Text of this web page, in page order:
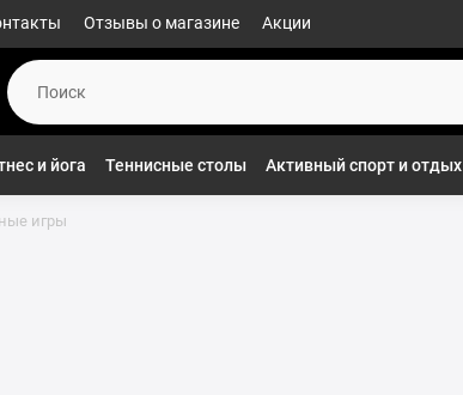
Отзывы о магазине Акции
и йога Теннисные столы Активный спорт и отдых
игры